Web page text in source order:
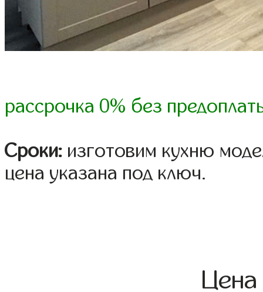
рассрочка 0% без
Сроки: изготовим кухню
цена указана под ключ.